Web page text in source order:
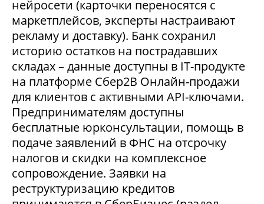
нейросети (карточки переносятся с
маркетплейсов, эксперты настраивают
рекламу и доставку). Банк сохранил
историю остатков на пострадавших
складах – данные доступны в IT-продукте
на платформе Сбер2В Онлайн-продажи
для клиентов с активными API-ключами.
Предпринимателям доступны
бесплатные юрконсультации, помощь в
подаче заявлений в ФНС на отсрочку
налогов и скидки на комплексное
сопровождение. Заявки на
реструктуризацию кредитов